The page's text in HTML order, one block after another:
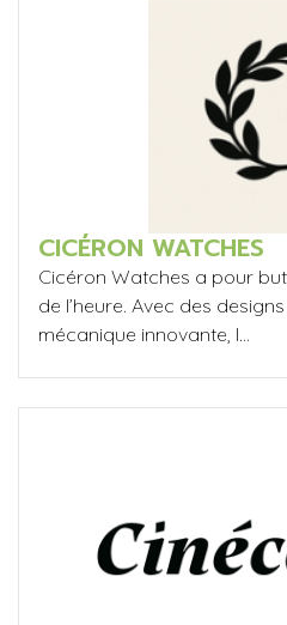
CICÉRON WATCHES
Cicéron Watches a pour
de l’heure. Avec des
mécanique innovante, l...